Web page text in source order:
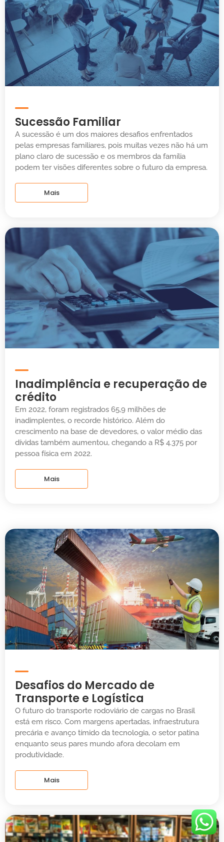
Sucessão Familiar
A sucessão é um dos maiores desafios enfrentados
pelas empresas familiares, pois muitas vezes não há um
plano claro de sucessão e os membros da família
podem ter visões diferentes sobre o futuro da empresa.
Mais
Inadimplência e recuperação de
crédito
Em 2022, foram registrados 65,9 milhões de
inadimplentes, o recorde histórico. Além do
crescimento na base de devedores, o valor médio das
dívidas também aumentou, chegando a R$ 4.375 por
pessoa física em 2022.
Mais
Desafios do Mercado de
Transporte e Logística
O futuro do transporte rodoviário de cargas no Brasil
está em risco. Com margens apertadas, infraestrutura
precária e avanço tímido da tecnologia, o setor patina
enquanto seus pares mundo afora decolam em
produtividade.
Mais